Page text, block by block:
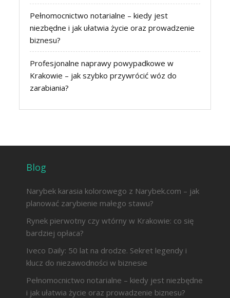
Pełnomocnictwo notarialne – kiedy jest
niezbędne i jak ułatwia życie oraz prowadzenie
biznesu?
Profesjonalne naprawy powypadkowe w
Krakowie – jak szybko przywrócić wóz do
zarabiania?
Blog
Narybek karasia kolorowego z Narybek.com – jak
planować zarybienie małego stawu?
Rynek pierwotny czy wtórny w Krakowie: co się
bardziej opłaca?
Iveco Daily: 50 lat na drodze. Sekret legendy i
klucz do niezawodności w biznesie
Pełnomocnictwo notarialne – kiedy jest niezbędne
i jak ułatwia życie oraz prowadzenie biznesu?